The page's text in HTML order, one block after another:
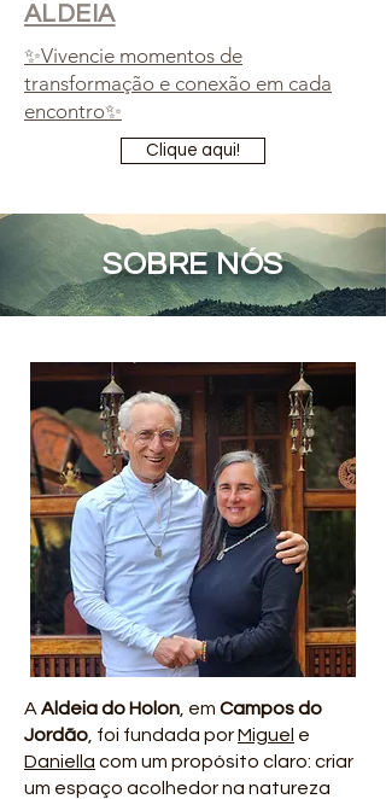
ALDEIA
✨Vivencie momentos de
transformação e conexão em cada
encontro✨
Clique aqui!
SOBRE NÓS
A Aldeia do Holon , em Campos do
Jordão , foi fundada porMiguel e
Daniella com um propósito claro: criar
um espaço acolhedor na natureza